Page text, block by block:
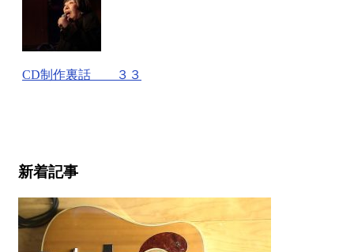
CD制作裏話 ３３
新着記事